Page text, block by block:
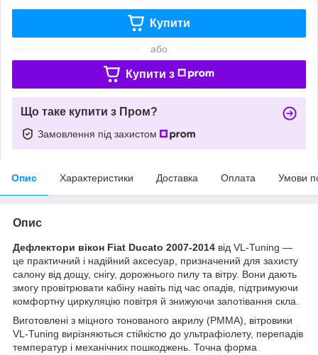
Купити
або
Купити з
Що таке купити з Пром?
Замовлення під захистом
Опис Характеристики Доставка Оплата Умови
Опис
Дефлектори вікон Fiat Ducato 2007-2014 від VL-Tuning —
це практичний і надійний аксесуар, призначений для захисту
салону від дощу, снігу, дорожнього пилу та вітру. Вони дають
змогу провітрювати кабіну навіть під час опадів, підтримуючи
комфортну циркуляцію повітря й знижуючи запотівання скла.
Виготовлені з міцного тонованого акрилу (PMMA), вітровики
VL-Tuning вирізняються стійкістю до ультрафіолету, перепадів
температур і механічних пошкоджень. Точна форма